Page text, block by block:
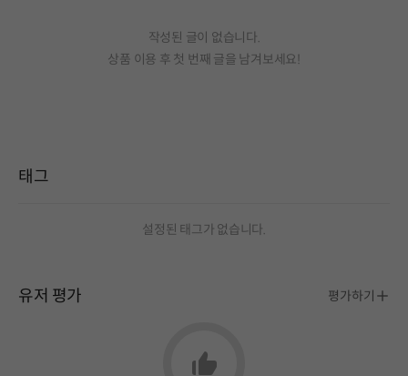
작성된 글이 없습니다.
상품 이용 후 첫 번째 글을 남겨보세요!
태그
설정된 태그가 없습니다.
유저 평가 평가하기